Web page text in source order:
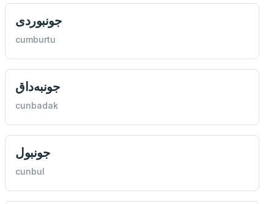
جونبوردی
cumburtu
جونبه‌داق
cunbadak
جونبول
cunbul